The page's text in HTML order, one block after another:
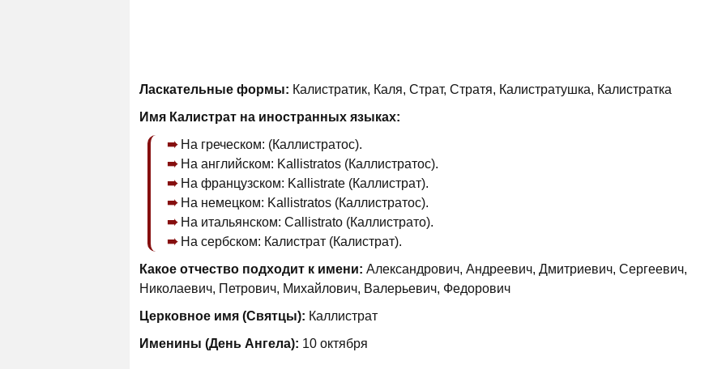
Ласкательные формы: Калистратик, Каля, Страт, Стратя, Калистратушка, Калистратка
Имя Калистрат на иностранных языках:
На греческом: (Каллистратос).
На английском: Kallistratos (Каллистратос).
На французском: Kallistrate (Каллистрат).
На немецком: Kallistratos (Каллистратос).
На итальянском: Callistrato (Каллистрато).
На сербском: Калистрат (Калистрат).
Какое отчество подходит к имени: Александрович, Андреевич, Дмитриевич, Сергеевич,
Николаевич, Петрович, Михайлович, Валерьевич, Федорович
Церковное имя (Святцы): Каллистрат
Именины (День Ангела): 10 октября